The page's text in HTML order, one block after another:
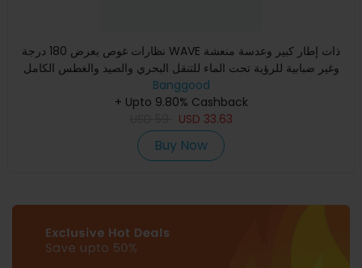
نظارات غوص بعرض 180 درجة WAVE ذات إطار كبير وعدسة منعشة
وغير ضبابية للرؤية تحت الماء للتنقل البحري والصيد والغطس الكامل
Banggood
+ Upto 9.80% Cashback
USD 33.63
Buy Now